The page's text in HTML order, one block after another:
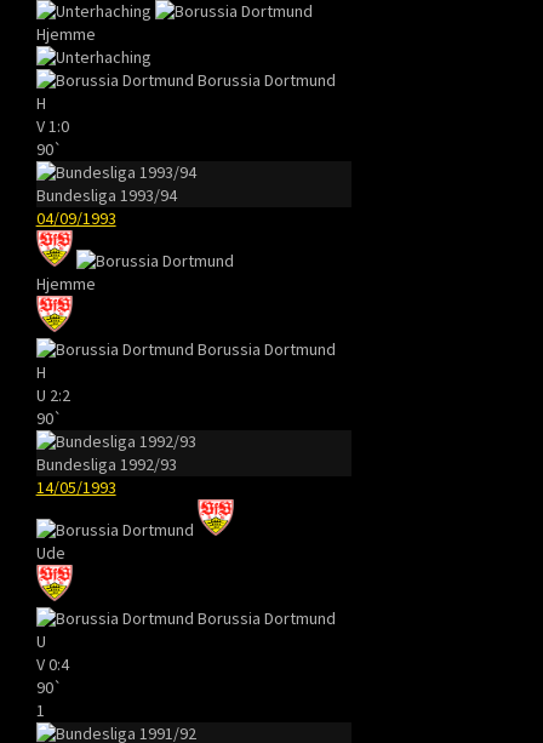
Hjemme
Borussia Dortmund
H
V 1:0
90`
Bundesliga 1993/94
04/09/1993
Hjemme
Borussia Dortmund
H
U 2:2
90`
Bundesliga 1992/93
14/05/1993
Ude
Borussia Dortmund
U
V0:4
90`
1